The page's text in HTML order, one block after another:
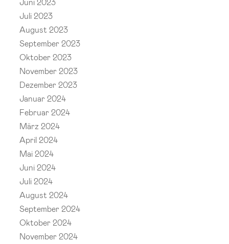
Juli 2023
August 2023
September 2023
Oktober 2023
November 2023
Dezember 2023
Januar 2024
Februar 2024
März 2024
April 2024
Mai 2024
Juni 2024
Juli 2024
August 2024
September 2024
Oktober 2024
November 2024